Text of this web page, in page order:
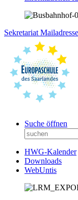
Sekretariat
Suche öffnen
HWG-Kalender
Downloads
WebUntis